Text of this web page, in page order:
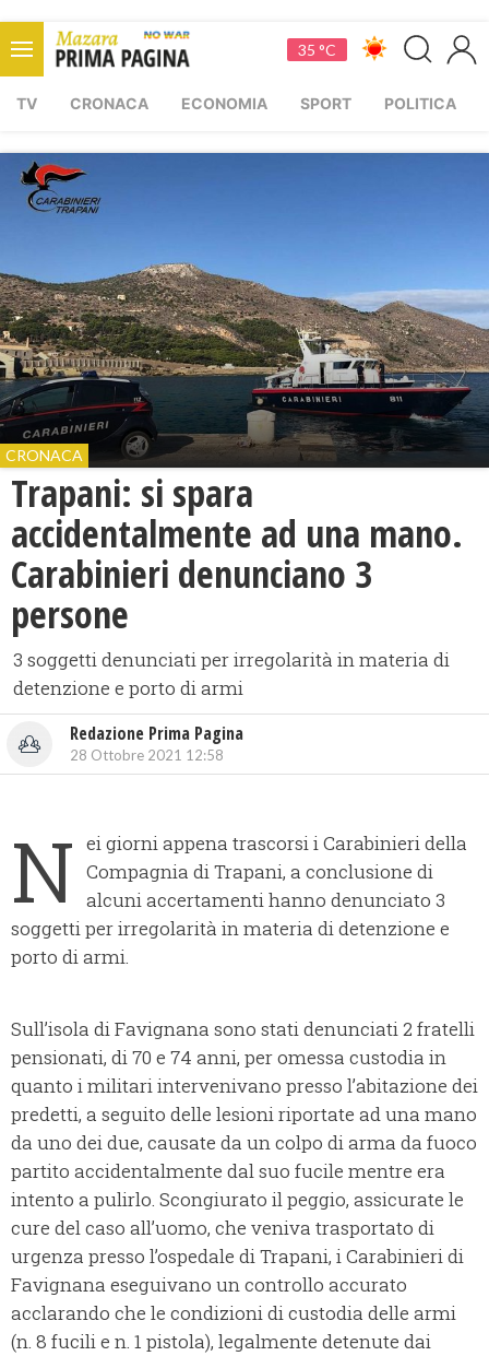
35 °C
TV CRONACA ECONOMIA SPORT POLITICA
CRONACA
Trapani: si spara
accidentalmente ad una mano.
Carabinieri denunciano 3
persone
3 soggetti denunciati per irregolarità in materia di
detenzione e porto di armi
Redazione Prima Pagina
28 Ottobre 2021 12:58
N ei giorni appena trascorsi i Carabinieri della
Compagnia di Trapani, a conclusione di
alcuni accertamenti hanno denunciato 3
soggetti per irregolarità in materia di detenzione e
porto di armi.
Sull’isola di Favignana sono stati denunciati 2 fratelli
pensionati, di 70 e 74 anni, per omessa custodia in
quanto i militari intervenivano presso l’abitazione dei
predetti, a seguito delle lesioni riportate ad una mano
da uno dei due, causate da un colpo di arma da fuoco
partito accidentalmente dal suo fucile mentre era
intento a pulirlo. Scongiurato il peggio, assicurate le
cure del caso all’uomo, che veniva trasportato di
urgenza presso l’ospedale di Trapani, i Carabinieri di
Favignana eseguivano un controllo accurato
acclarando che le condizioni di custodia delle armi
(n. 8 fucili e n. 1 pistola), legalmente detenute dai